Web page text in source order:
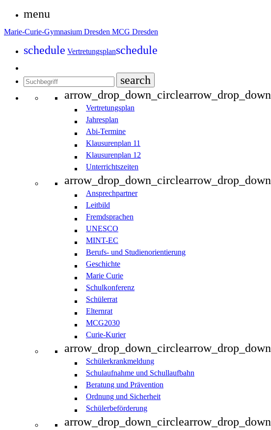
menu
Marie-Curie-Gymnasium Dresden MCG Dresden
schedule Vertretungsplanschedule
search
arrow_drop_down_circlearrow_drop_down
Vertretungsplan
Jahresplan
Abi-Termine
Klausurenplan 11
Klausurenplan 12
Unterrichtszeiten
arrow_drop_down_circlearrow_drop_down
Ansprechpartner
Leitbild
Fremdsprachen
UNESCO
MINT-EC
Berufs- und Studienorientierung
Geschichte
Marie Curie
Schulkonferenz
Schülerrat
Elternrat
MCG2030
Curie-Kurier
arrow_drop_down_circlearrow_drop_down
Schülerkrankmeldung
Schulaufnahme und Schullaufbahn
Beratung und Prävention
Ordnung und Sicherheit
Schülerbeförderung
arrow_drop_down_circlearrow_drop_down